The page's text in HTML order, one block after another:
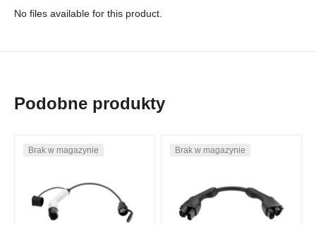
No files available for this product.
Podobne produkty